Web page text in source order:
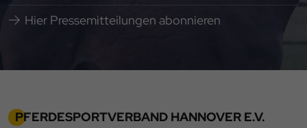
Hier Pressemitteilungen abonnieren
PFERDESPORTVERBAND HANNOVER E.V.